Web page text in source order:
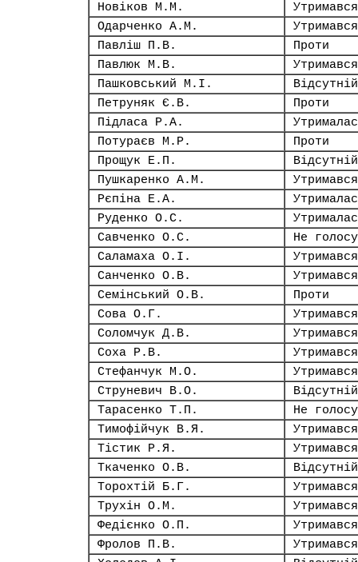
Новіков М.М.
Утримався
Одарченко А.М.
Утримався
Павліш П.В.
Проти
Павлюк М.В.
Утримався
Пашковський М.І.
Відсутній
Петруняк Є.В.
Проти
Підласа Р.А.
Потураєв М.Р.
Проти
Прощук Е.П.
Відсутній
Пушкаренко А.М.
Утримався
Рєпіна Е.А.
Руденко О.С.
Савченко О.С.
Не
Саламаха О.І.
Утримався
Санченко О.В.
Утримався
Семінський О.В.
Проти
Сова О.Г.
Утримався
Соломчук Д.В.
Утримався
Соха Р.В.
Утримався
Стефанчук М.О.
Утримався
Струневич В.О.
Відсутній
Тарасенко Т.П.
Не
Тимофійчук В.Я.
Утримався
Тістик Р.Я.
Утримався
Ткаченко О.В.
Відсутній
Торохтій Б.Г.
Утримався
Трухін О.М.
Утримався
Федієнко О.П.
Утримався
Фролов П.В.
Утримався